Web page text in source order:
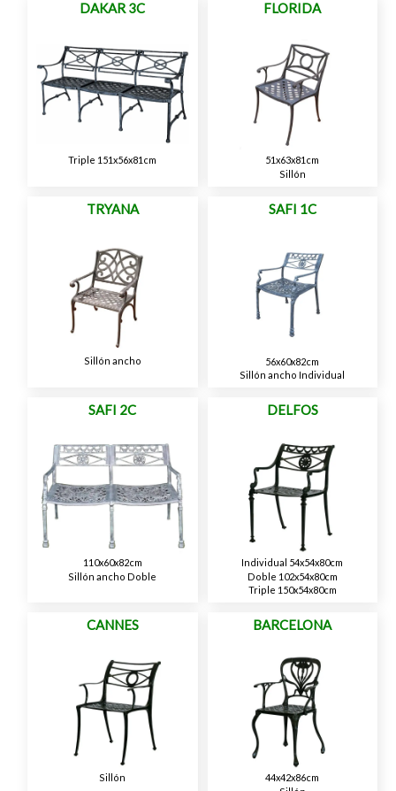
DAKAR 3C
Triple 151x56x81cm
FLORIDA
51x63x81cm
Sillón
TRYANA
Sillón ancho
SAFI 1C
56x60x82cm
Sillón ancho Individual
SAFI 2C
110x60x82cm
Sillón ancho Doble
DELFOS
Individual 54x54x80cm
Doble 102x54x80cm
Triple 150x54x80cm
CANNES
Sillón
BARCELONA
44x42x86cm